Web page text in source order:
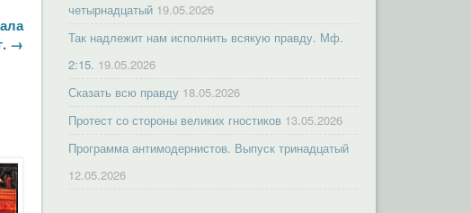
→
четырнадцатый 19.05.2026
Так надлежит нам исполнить всякую правду. Мф.
2:15. 19.05.2026
Сказать всю правду 18.05.2026
Протест со стороны великих гностиков 13.05.2026
Программа антимодернистов. Выпуск тринадцатый
12.05.2026